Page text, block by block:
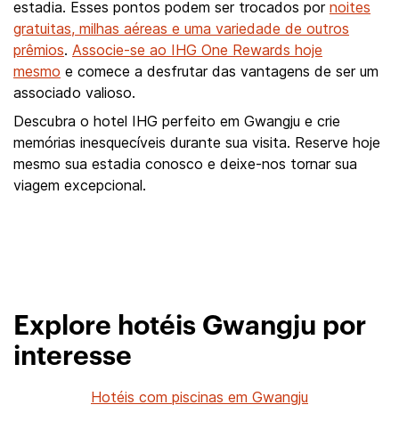
estadia. Esses pontos podem ser trocados por noites
gratuitas, milhas aéreas e uma variedade de outros
prêmios. Associe-se ao IHG One Rewards hoje
mesmo e comece a desfrutar das vantagens de ser um
associado valioso.
Descubra o hotel IHG perfeito em Gwangju e crie
memórias inesquecíveis durante sua visita. Reserve hoje
mesmo sua estadia conosco e deixe-nos tornar sua
viagem excepcional.
Explore hotéis Gwangju por
interesse
Hotéis com piscinas em Gwangju